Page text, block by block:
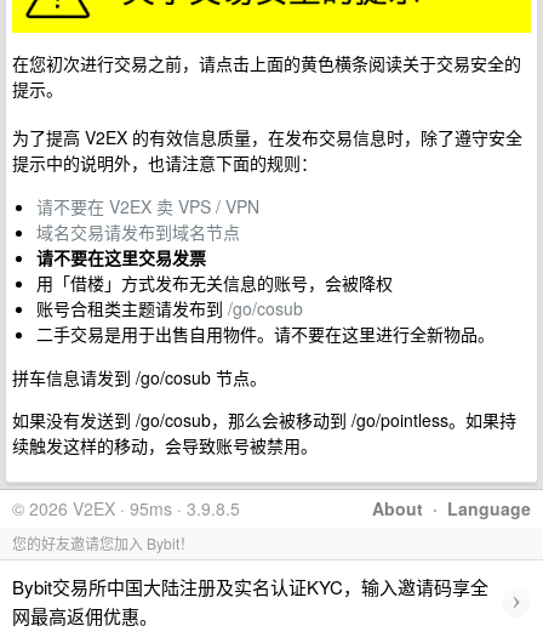
在您初次进行交易之前，请点击上面的黄色横条阅读关于交易安全的
提示。
为了提高 V2EX 的有效信息质量，在发布交易信息时，除了遵守安全
提示中的说明外，也请注意下面的规则：
请不要在 V2EX 卖 VPS / VPN
域名交易请发布到域名节点
请不要在这里交易发票
用「借楼」方式发布无关信息的账号，会被降权
账号合租类主题请发布到 /go/cosub
二手交易是用于出售自用物件。请不要在这里进行全新物品。
拼车信息请发到 /go/cosub 节点。
如果没有发送到 /go/cosub，那么会被移动到 /go/pointless。如果持
续触发这样的移动，会导致账号被禁用。
About · Language
© 2026 V2EX · 95ms · 3.9.8.5
您的好友邀请您加入 Bybit！
Bybit交易所中国大陆注册及实名认证KYC，输入邀请码享全
网最高返佣优惠。
›